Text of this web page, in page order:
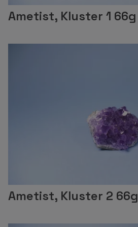
Ametist, Kluster 1 66g
Ametist, Kluster 2 66g